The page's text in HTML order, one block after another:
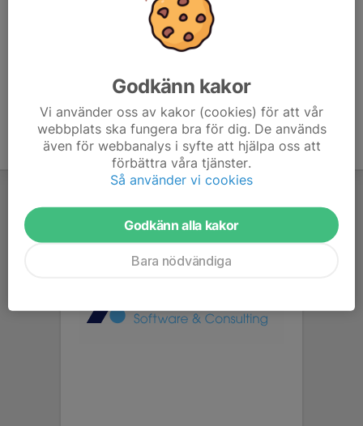
Godkänn kakor
Vi använder oss av kakor (cookies) för att vår
webbplats ska fungera bra för dig. De används
även för webbanalys i syfte att hjälpa oss att
förbättra våra tjänster.
Så använder vi cookies
Godkänn alla kakor
Bara nödvändiga